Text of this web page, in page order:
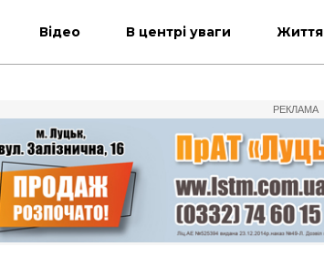
Відео В центрі уваги Життя
РЕКЛАМА